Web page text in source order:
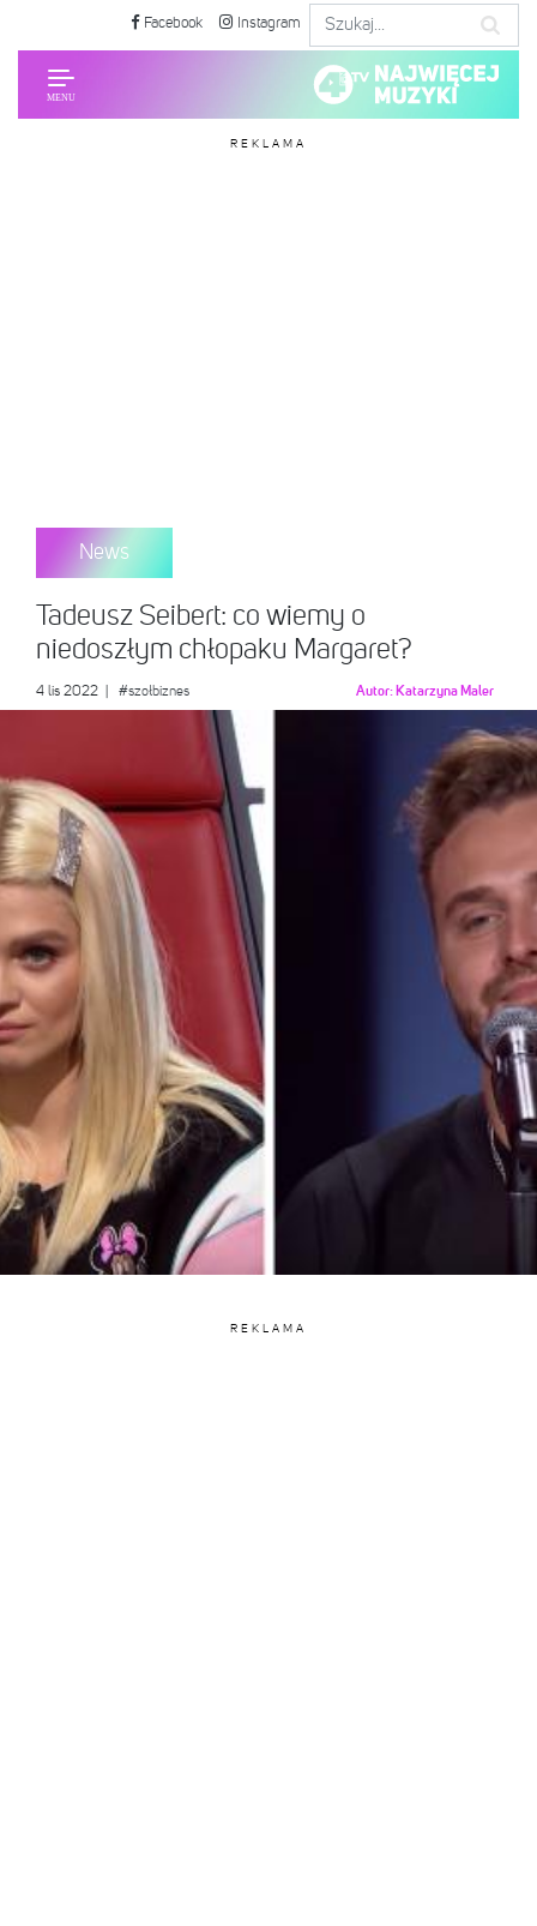
Facebook Instagram
REKLAMA
News
Tadeusz Seibert: co wiemy o
niedoszłym chłopaku Margaret?
4 lis 2022 #szołbiznes Autor: Katarzyna Maler
REKLAMA